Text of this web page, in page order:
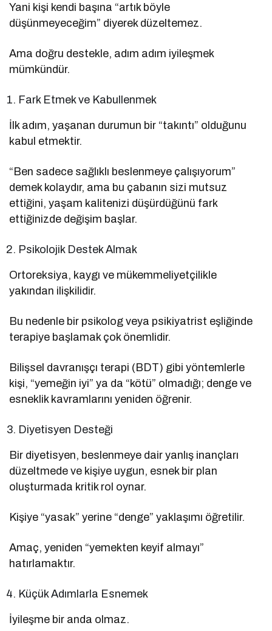
Yani kişi kendi başına “artık böyle
düşünmeyeceğim” diyerek düzeltemez.
Ama doğru destekle, adım adım iyileşmek
mümkündür.
Fark Etmek ve Kabullenmek
İlk adım, yaşanan durumun bir “takıntı” olduğunu
kabul etmektir.
“Ben sadece sağlıklı beslenmeye çalışıyorum”
demek kolaydır, ama bu çabanın sizi mutsuz
ettiğini, yaşam kalitenizi düşürdüğünü fark
ettiğinizde değişim başlar.
Psikolojik Destek Almak
Ortoreksiya, kaygı ve mükemmeliyetçilikle
yakından ilişkilidir.
Bu nedenle bir psikolog veya psikiyatrist eşliğinde
terapiye başlamak çok önemlidir.
Bilişsel davranışçı terapi (BDT) gibi yöntemlerle
kişi, “yemeğin iyi” ya da “kötü” olmadığı; denge ve
esneklik kavramlarını yeniden öğrenir.
Diyetisyen Desteği
Bir diyetisyen, beslenmeye dair yanlış inançları
düzeltmede ve kişiye uygun, esnek bir plan
oluşturmada kritik rol oynar.
Kişiye “yasak” yerine “denge” yaklaşımı öğretilir.
Amaç, yeniden “yemekten keyif almayı”
hatırlamaktır.
Küçük Adımlarla Esnemek
İyileşme bir anda olmaz.